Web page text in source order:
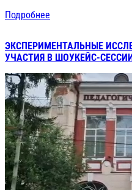
Подробнее
ЭКСПЕРИМЕНТАЛЬНЫЕ
УЧАСТИЯ В ШОУКЕЙС-